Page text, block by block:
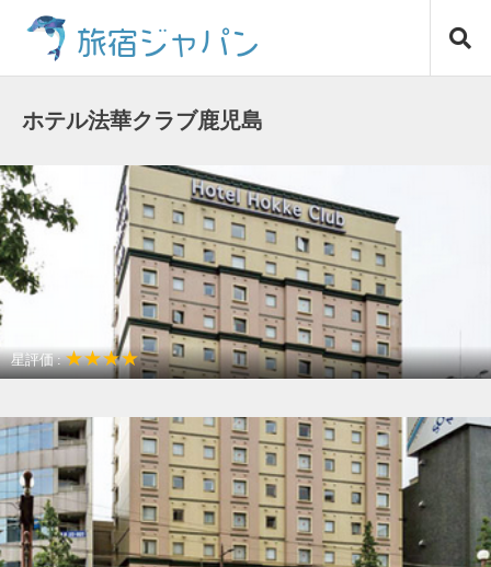
ス
キ
ッ
プ
旅宿ジャパン
ホテル法華クラブ鹿児島
星評価 :★★★★
アクセスが良い
〒892-0846
鹿児島県 鹿児島市加治屋町13-6